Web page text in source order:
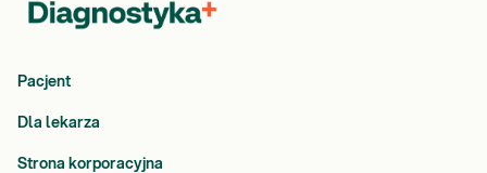
Pacjent
Dla lekarza
Strona korporacyjna